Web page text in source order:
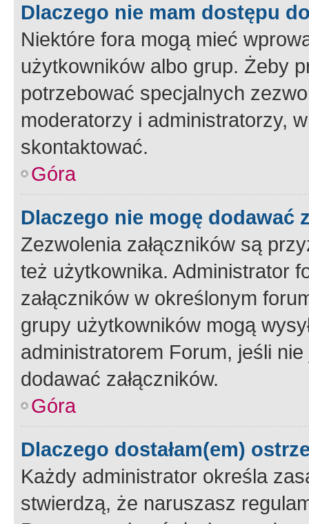
Dlaczego nie mam dostępu
Niektóre fora mogą mieć
użytkowników albo grup. Żeby
potrzebować specjalnych
moderatorzy i administratorzy,
skontaktować.
Góra
Dlaczego nie mogę dodawać
Zezwolenia załączników są
też użytkownika. Administrator
załączników w określonym
grupy użytkowników mogą
administratorem Forum, jeśli
dodawać załączników.
Góra
Dlaczego dostałam(em)
Każdy administrator określa
stwierdzą, że naruszasz